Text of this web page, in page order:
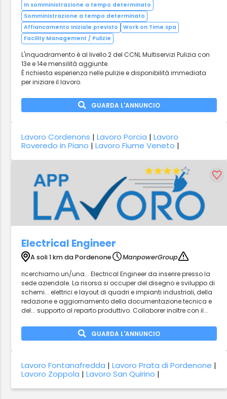
In somministrazione a tempo determinato
Somministrazione a tempo determinato
Affiancamento iniziale previsto
Work on Time spa
Facility Management / Pulizie
L'inquadramento è al livello 2 del CCNL Multiservizi Pulizia con
13e e 14e mensilità aggiunte.
È richiesta esperienza nelle pulizie e disponibilità immediata
per iniziare il lavoro.
GUARDA L'ANNUNCIO
Lavoro Cordenons |Lavoro Porcia |Lavoro
Roveredo in Piano |Lavoro Fiume Veneto |
Electrical Engineer
A soli 1 km da Pordenone
ManpowerGroup
ricerchiamo un/una... Electrical Engineer da inserire presso la
sede aziendale. La risorsa si occuper del disegno e sviluppo di
schemi... elettrici e layout di quadri e impianti industriali, della
redazione e aggiornamento della documentazione tecnica e
del... supporto al reparto produttivo. Collaborer inoltre con il...
GUARDA L'ANNUNCIO
Lavoro Fontanafredda |Lavoro Prata di Pordenone |
Lavoro Zoppola |Lavoro San Quirino |